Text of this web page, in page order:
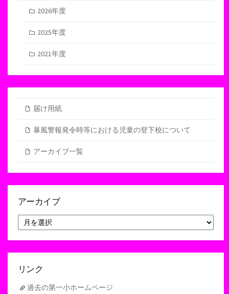
2026年度
2025年度
2021年度
届け用紙
暴風警報発令時等における児童の登下校について
アーカイブ一覧
アーカイブ
ー
カ
リンク
過去の第一小ホームページ